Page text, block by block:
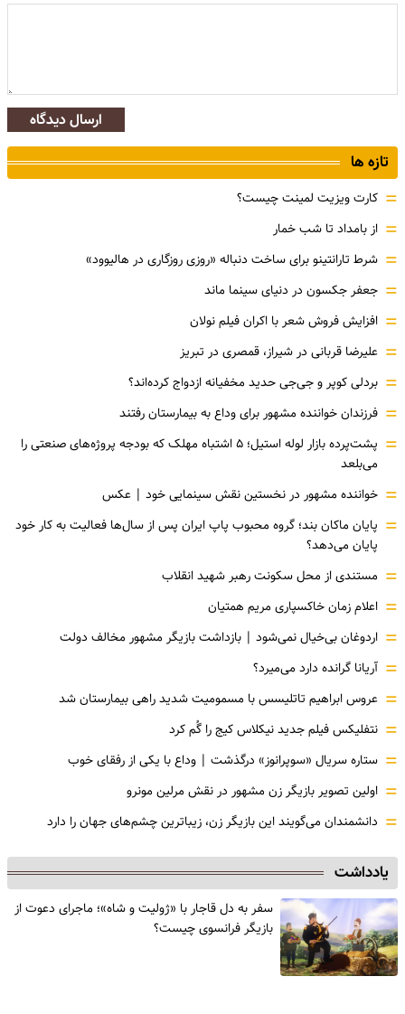
ارسال دیدگاه
تازه ها
= کارت ویزیت لمینت چیست؟
= از بامداد تا شب خمار
= شرط تارانتینو برای ساخت دنباله «روزی روزگاری در هالیوود»
= جعفر جکسون در دنیای سینما ماند
= افزایش فروش شعر با اکران فیلم نولان
= علیرضا قربانی در شیراز، قمصری در تبریز
= بردلی کوپر و جی‌جی حدید مخفیانه ازدواج کرده‌اند؟
= فرزندان خواننده مشهور برای وداع به بیمارستان رفتند
=
پشت‌پرده بازار لوله استیل؛ ۵ اشتباه مهلک که بودجه پروژه‌های صنعتی را
می‌بلعد
= خواننده مشهور در نخستین نقش سینمایی خود |‌ عکس
= پایان ماکان بند؛ گروه محبوب پاپ ایران پس از سال‌ها فعالیت به کار خود
پایان می‌دهد؟
= مستندی از محل سکونت رهبر شهید انقلاب
= اعلام زمان خاکسپاری مریم همتیان
= اردوغان بی‌خیال نمی‌شود | بازداشت بازیگر مشهور مخالف دولت
= آریانا گرانده دارد می‌میرد؟
= عروس ابراهیم تاتلیسس با مسمومیت شدید راهی بیمارستان شد
= نتفلیکس فیلم جدید نیکلاس کیج را گُم کرد
= ستاره سریال «سوپرانوز» درگذشت | وداع با یکی از رفقای خوب
= اولین تصویر بازیگر زن مشهور در نقش مرلین مونرو
= دانشمندان می‌گویند این بازیگر زن، زیباترین چشم‌های جهان را دارد
یادداشت
سفر به دل قاجار با «ژولیت و شاه»؛ ماجرای دعوت از
‌بازیگر فرانسوی چیست؟